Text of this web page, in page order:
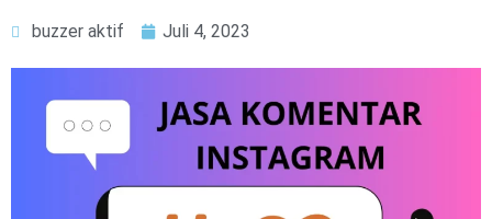
buzzer aktif Juli 4, 2023